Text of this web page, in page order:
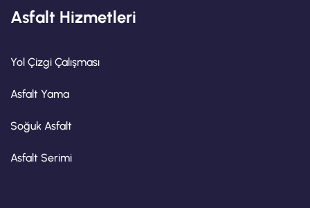
Asfalt Hizmetleri
Yol Çizgi Çalışması
Asfalt Yama
Soğuk Asfalt
Asfalt Serimi